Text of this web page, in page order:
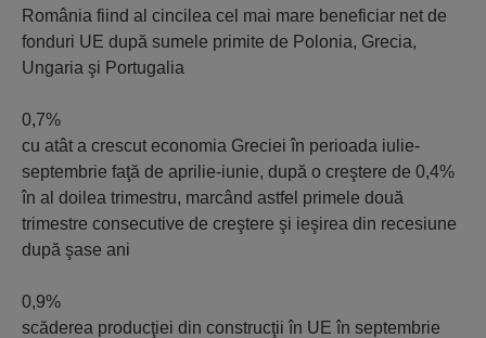
România fiind al cincilea cel mai mare beneficiar net de
fonduri UE după sumele primite de Polonia, Grecia,
Ungaria şi Portugalia
0,7%
cu atât a crescut economia Greciei în perioada iulie-
septembrie faţă de aprilie-iunie, după o creştere de 0,4%
în al doilea trimestru, marcând astfel primele două
trimestre consecutive de creştere şi ieşirea din recesiune
după şase ani
0,9%
scăderea producţiei din construcţii în UE în septembrie